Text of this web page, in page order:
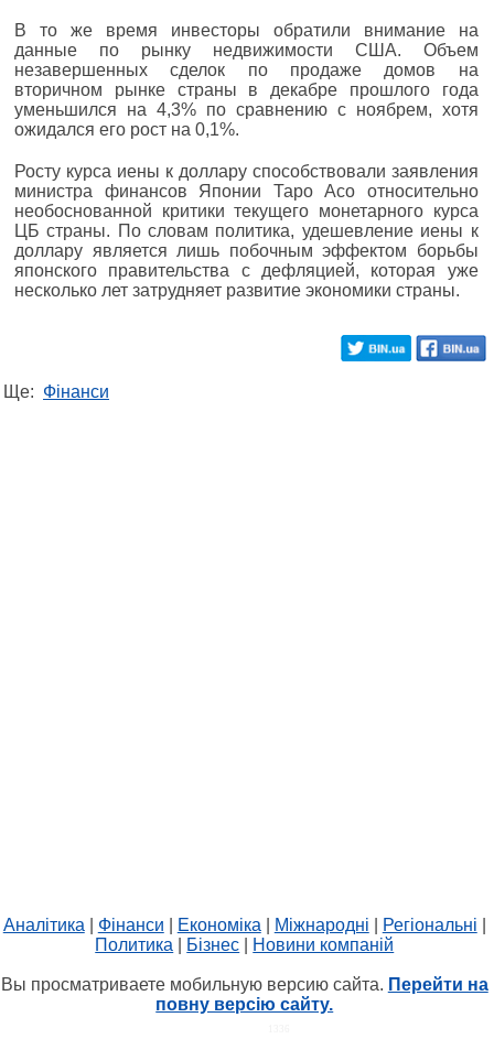
В то же время инвесторы обратили внимание на
данные по рынку недвижимости США. Объем
незавершенных сделок по продаже домов на
вторичном рынке страны в декабре прошлого года
уменьшился на 4,3% по сравнению с ноябрем, хотя
ожидался его рост на 0,1%.
Росту курса иены к доллару способствовали заявления
министра финансов Японии Таро Асо относительно
необоснованной критики текущего монетарного курса
ЦБ страны. По словам политика, удешевление иены к
доллару является лишь побочным эффектом борьбы
японского правительства с дефляцией, которая уже
несколько лет затрудняет развитие экономики страны.
Ще: Фінанси
Аналітика| Фінанси Економіка| Міжнародні Регіональні
Политика
Бізнес Новини компаній
Вы просматриваете мобильную версию сайта. Перейти на
повну версію сайту.